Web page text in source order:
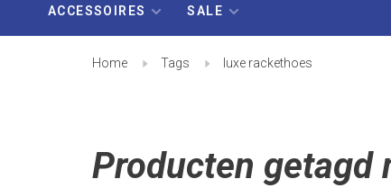
ACCESSOIRES
SALE
Home Tags luxe rackethoes
Producten getagd